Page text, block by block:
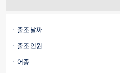
출조 날짜
출조 인원
어종